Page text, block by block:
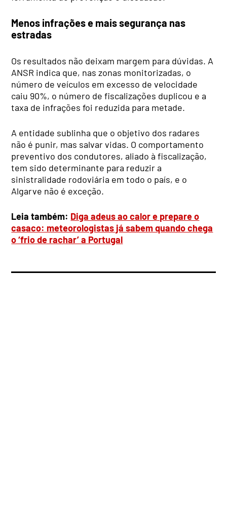
Menos infrações e mais segurança nas
estradas
Os resultados não deixam margem para dúvidas. A
ANSR indica que, nas zonas monitorizadas, o
número de veículos em excesso de velocidade
caiu 90%, o número de fiscalizações duplicou e a
taxa de infrações foi reduzida para metade.
A entidade sublinha que o objetivo dos radares
não é punir, mas salvar vidas. O comportamento
preventivo dos condutores, aliado à fiscalização,
tem sido determinante para reduzir a
sinistralidade rodoviária em todo o país, e o
Algarve não é exceção.
Leia também: Diga adeus ao calor e prepare o
casaco: meteorologistas já sabem quando chega
o ‘frio de rachar’ a Portugal